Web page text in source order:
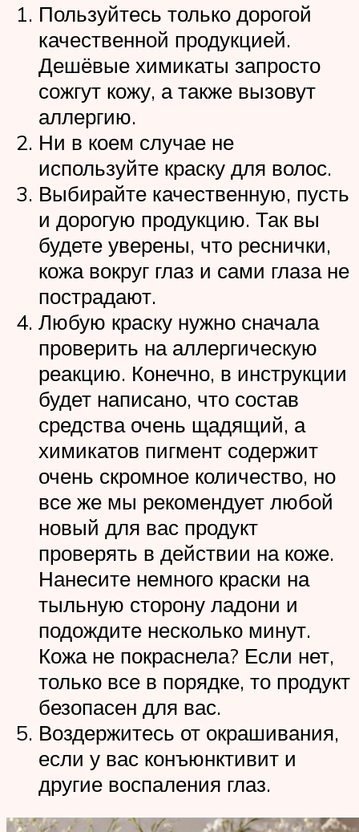
Пользуйтесь только дорогой
качественной продукцией.
Дешёвые химикаты запросто
сожгут кожу, а также вызовут
аллергию.
Ни в коем случае не
используйте краску для волос.
Выбирайте качественную, пусть
и дорогую продукцию. Так вы
будете уверены, что реснички,
кожа вокруг глаз и сами глаза не
пострадают.
Любую краску нужно сначала
проверить на аллергическую
реакцию. Конечно, в инструкции
будет написано, что состав
средства очень щадящий, а
химикатов пигмент содержит
очень скромное количество, но
все же мы рекомендует любой
новый для вас продукт
проверять в действии на коже.
Нанесите немного краски на
тыльную сторону ладони и
подождите несколько минут.
Кожа не покраснела? Если нет,
только все в порядке, то продукт
безопасен для вас.
Воздержитесь от окрашивания,
если у вас конъюнктивит и
другие воспаления глаз.